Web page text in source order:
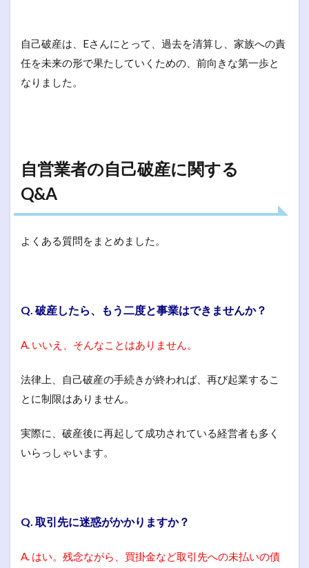
自己破産は、Eさんにとって、過去を清算し、家族への責
任を未来の形で果たしていくための、前向きな第一歩と
なりました。
自営業者の自己破産に関する
Q&A
よくある質問をまとめました。
Q. 破産したら、もう二度と事業はできませんか？
A. いいえ、そんなことはありません。
法律上、自己破産の手続きが終われば、再び起業するこ
とに制限はありません。
実際に、破産後に再起して成功されている経営者も多く
いらっしゃいます。
Q. 取引先に迷惑がかかりますか？
A. はい。残念ながら、買掛金など取引先への未払いの債